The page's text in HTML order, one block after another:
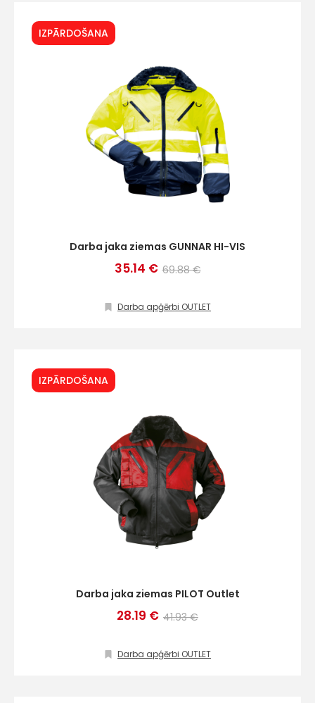
IZPĀRDOŠANA
Darba jaka ziemas GUNNAR HI-VIS
35.14 € 69.88 €
Darba apģērbi OUTLET
IZPĀRDOŠANA
Darba jaka ziemas PILOT Outlet
28.19 € 41.93 €
Darba apģērbi OUTLET
Atbildēsim
pēc
iespējas
ātrāk
Vārds
+